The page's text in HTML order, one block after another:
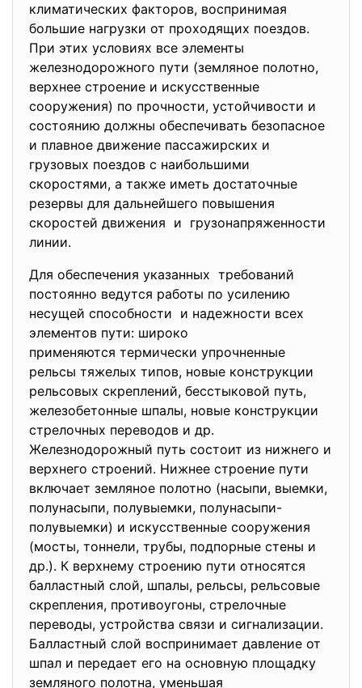
климатических факторов, воспринимая
большие нагрузки от проходящих поездов.
При этих условиях все элементы
железнодорожного пути (земляное полотно,
верхнее строение и искусственные
сооружения) по прочности, устойчивости и
состоянию должны обеспечивать безопасное
и плавное движение пассажирских и
грузовых поездов с наибольшими
скоростями, а также иметь достаточные
резервы для дальнейшего повышения
скоростей движения и грузонапряженности
линии.
Для обеспечения указанных требований
постоянно ведутся работы по усилению
несущей способности и надежности всех
элементов пути: широко
применяются термически упрочненные
рельсы тяжелых типов, новые конструкции
рельсовых скреплений, бесстыковой путь,
железобетонные шпалы, новые конструкции
стрелочных переводов и др.
Железнодорожный путь состоит из нижнего и
верхнего строений. Нижнее строение пути
включает земляное полотно (насыпи, выемки,
полунасыпи, полувыемки, полунасыпи-
полувыемки) и искусственные сооружения
(мосты, тоннели, трубы, подпорные стены и
др.). К верхнему строению пути относятся
балластный слой, шпалы, рельсы, рельсовые
скрепления, противоугоны, стрелочные
переводы, устройства связи и сигнализации.
Балластный слой воспринимает давление от
шпал и передает его на основную площадку
земляного полотна, уменьшая